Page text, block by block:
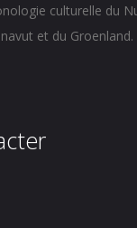
culturelle du
et du Groenland.